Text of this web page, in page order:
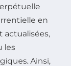
en
actualisées,
les
Ainsi,